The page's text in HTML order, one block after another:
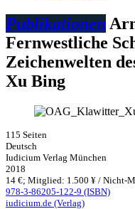
Publikationen
Fernwestliche
Zeichenwelten
Xu Bing
115 Seiten
Deutsch
Iudicium Verlag München
2018
14 €; Mitglied: 1.500 ¥ / Nicht-
978-3-86205-122-9 (ISBN)
iudicium.de (Verlag)